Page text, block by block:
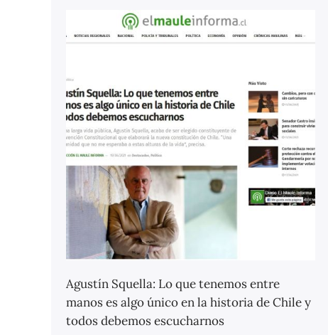
Agustín Squella: Lo que tenemos entre
manos es algo único en la historia de Chile y
todos debemos escucharnos